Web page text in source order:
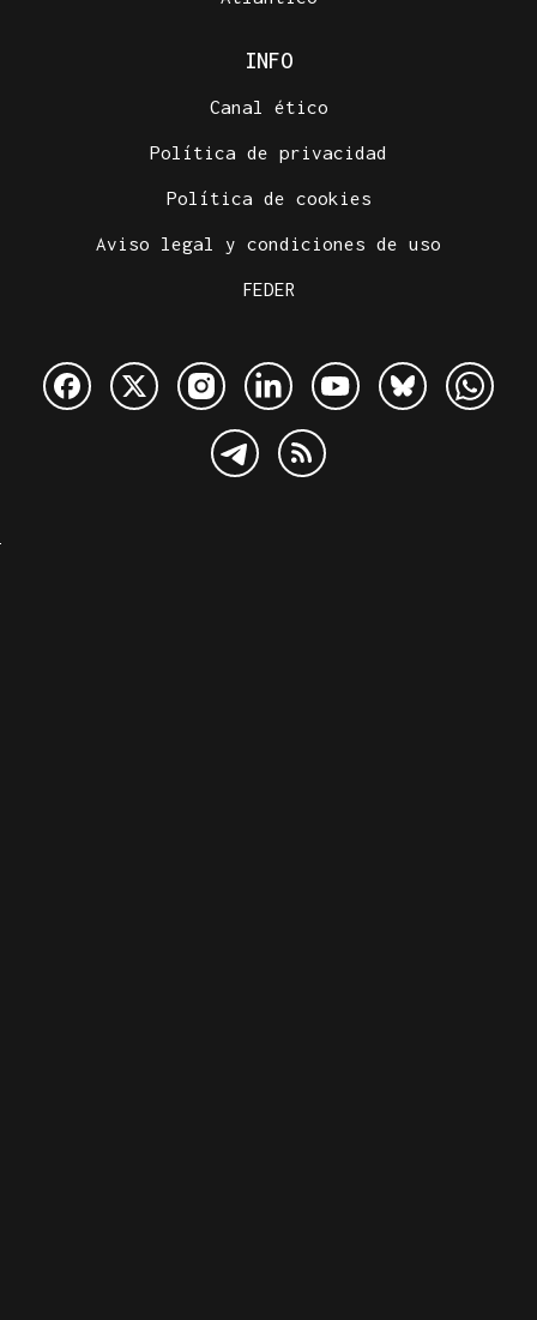
INFO
Canal ético
Política de privacidad
Política de cookies
Aviso legal y condiciones de uso
FEDER